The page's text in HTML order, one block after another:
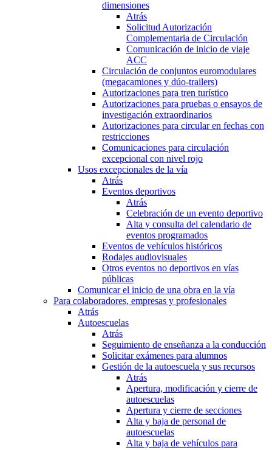
dimensiones
Atrás
Solicitud Autorización
Complementaria de Circulación
Comunicación de inicio de viaje
ACC
Circulación de conjuntos euromodulares
(megacamiones y dúo-trailers)
Autorizaciones para tren turístico
Autorizaciones para pruebas o ensayos de
investigación extraordinarios
Autorizaciones para circular en fechas con
restricciones
Comunicaciones para circulación
excepcional con nivel rojo
Usos excepcionales de la vía
Atrás
Eventos deportivos
Atrás
Celebración de un evento deportivo
Alta y consulta del calendario de
eventos programados
Eventos de vehículos históricos
Rodajes audiovisuales
Otros eventos no deportivos en vías
públicas
Comunicar el inicio de una obra en la vía
Para colaboradores, empresas y profesionales
Atrás
Autoescuelas
Atrás
Seguimiento de enseñanza a la conducción
Solicitar exámenes para alumnos
Gestión de la autoescuela y sus recursos
Atrás
Apertura, modificación y cierre de
autoescuelas
Apertura y cierre de secciones
Alta y baja de personal de
autoescuelas
Alta y baja de vehículos para